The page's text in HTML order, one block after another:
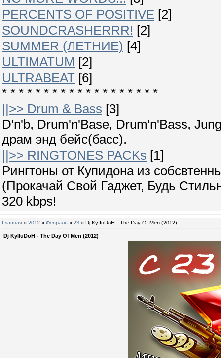
PERCENTS OF POSITIVE [2]
SOUNDCRASHERRR! [2]
SUMMER (ЛЕТНИЕ) [4]
ULTIMATUM [2]
ULTRABEAT [6]
* * * * * * * * * * * * * * * * * * *
||>> Drum & Bass [3]
D'n'b, Drum'n'Base, Drum'n'Bass,
драм энд бейс(басс).
||>> RINGTONES PACKs [1]
Рингтоны от Купидона из
(Прокачай Свой Гаджет, Будь
320 kbps!
Главная » 2012 » Февраль » 23 » Dj KyIIuDoH - The Day Of Men (2012)
Dj KyIIuDoH - The Day Of Men (2012)